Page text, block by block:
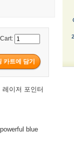
이저 포인터
blue